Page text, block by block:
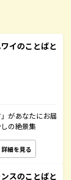
イのことばと
があなたにお届
の絶景集
詳細を見る
スのことばと